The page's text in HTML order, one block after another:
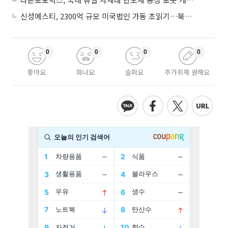
신성에스티, 2300억 규모 미국법인 가동 초읽기…북미 ESS 공략 본격화
좋아요
0
화나요
0
슬퍼요
0
추가취재 원해요
0